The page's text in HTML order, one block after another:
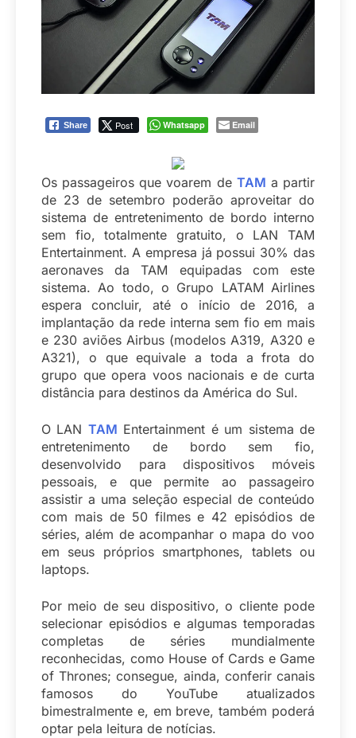
Share Post Whatsapp Email
Os passageiros que voarem de TAM a partir
de 23 de setembro poderão aproveitar do
sistema de entretenimento de bordo interno
sem fio, totalmente gratuito, o LAN TAM
Entertainment. A empresa já possui 30% das
aeronaves da TAM equipadas com este
sistema. Ao todo, o Grupo LATAM Airlines
espera concluir, até o início de 2016, a
implantação da rede interna sem fio em mais
e 230 aviões Airbus (modelos A319, A320 e
A321), o que equivale a toda a frota do
grupo que opera voos nacionais e de curta
distância para destinos da América do Sul.
O LAN TAM Entertainment é um sistema de
entretenimento de bordo sem fio,
desenvolvido para dispositivos móveis
pessoais, e que permite ao passageiro
assistir a uma seleção especial de conteúdo
com mais de 50 filmes e 42 episódios de
séries, além de acompanhar o mapa do voo
em seus próprios smartphones, tablets ou
laptops.
Por meio de seu dispositivo, o cliente pode
selecionar episódios e algumas temporadas
completas de séries mundialmente
reconhecidas, como House of Cards e Game
of Thrones; consegue, ainda, conferir canais
famosos do YouTube atualizados
bimestralmente e, em breve, também poderá
optar pela leitura de notícias.